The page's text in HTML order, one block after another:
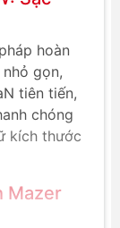
hoàn
gọn,
tiên tiến,
chóng
kích thước
Mazer